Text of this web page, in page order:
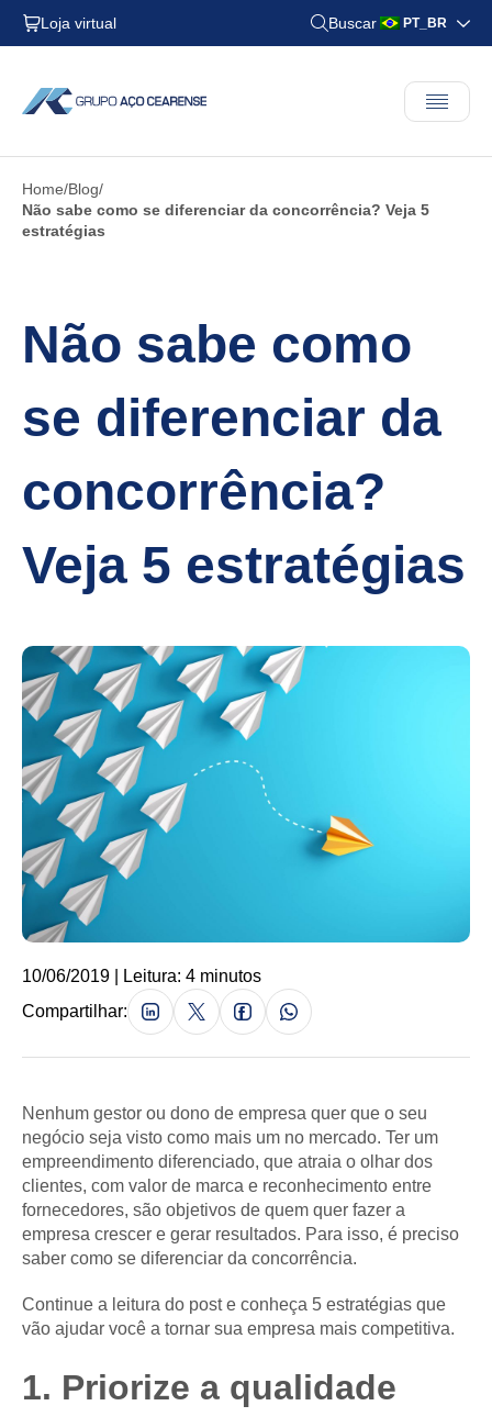
Loja virtual Buscar PT_BR
Home Blog
Não sabe como se diferenciar da concorrência? Veja 5
estratégias
Não sabe como
se diferenciar da
concorrência?
Veja 5 estratégias
10/06/2019 | Leitura: 4 minutos
Compartilhar:
Nenhum gestor ou dono de empresa quer que o seu
negócio seja visto como mais um no mercado. Ter um
empreendimento diferenciado, que atraia o olhar dos
clientes, com valor de marca e reconhecimento entre
fornecedores, são objetivos de quem quer fazer a
empresa crescer e gerar resultados. Para isso, é preciso
saber como se diferenciar da concorrência.
Continue a leitura do post e conheça 5 estratégias que
vão ajudar você a tornar sua empresa mais competitiva.
1. Priorize a qualidade